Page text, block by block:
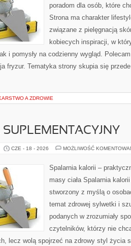
poradom dla osób, które
Strona ma charakter
związane z pielęgnacją
kobiecych inspiracji, w
i pomysły na codzienny wygląd.
fryzur. Tematyka strony skupia się
A ZDROWIE
CZE - 18 - 2026 MOŻLIWOŚĆ
Spalarnia kalorii –
masy ciała Spalarnia
stworzony z myślą o
temat zdrowej sylwetki i
podanych w zrozumiały
czytelników, którzy nie
lecz wolą spojrzeć na zdrowy styl życia